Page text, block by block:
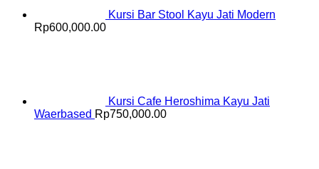
Kursi Bar Stool Kayu Jati Modern
Rp600,000.00
Kursi Cafe Heroshima Kayu Jati
Waerbased Rp750,000.00